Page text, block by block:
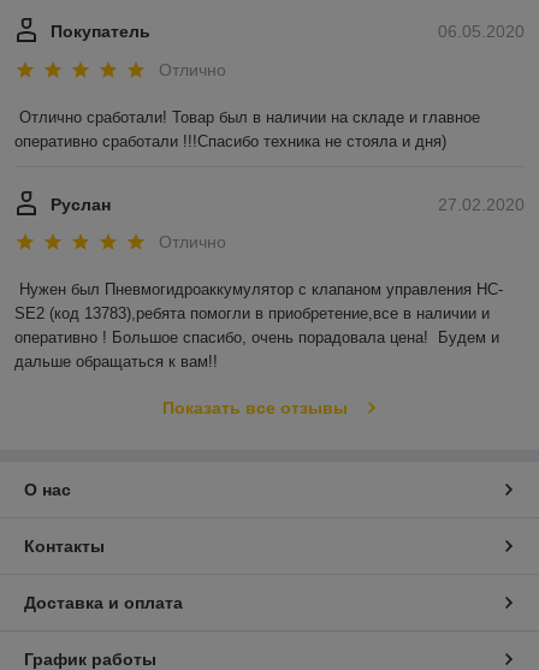
06.05.2020
Покупатель
Отлично
Отлично сработали! Товар был в наличии на складе и главное
оперативно сработали !!!Спасибо техника не стояла и дня)
27.02.2020
Руслан
Отлично
Нужен был Пневмогидроаккумулятор с клапаном управления HC-
SE2 (код 13783),ребята помогли в приобретение,все в наличии и
оперативно ! Большое спасибо, очень порадовала цена!  Будем и
дальше обращаться к вам!!
Показать все отзывы
О нас
Контакты
Доставка и оплата
График работы